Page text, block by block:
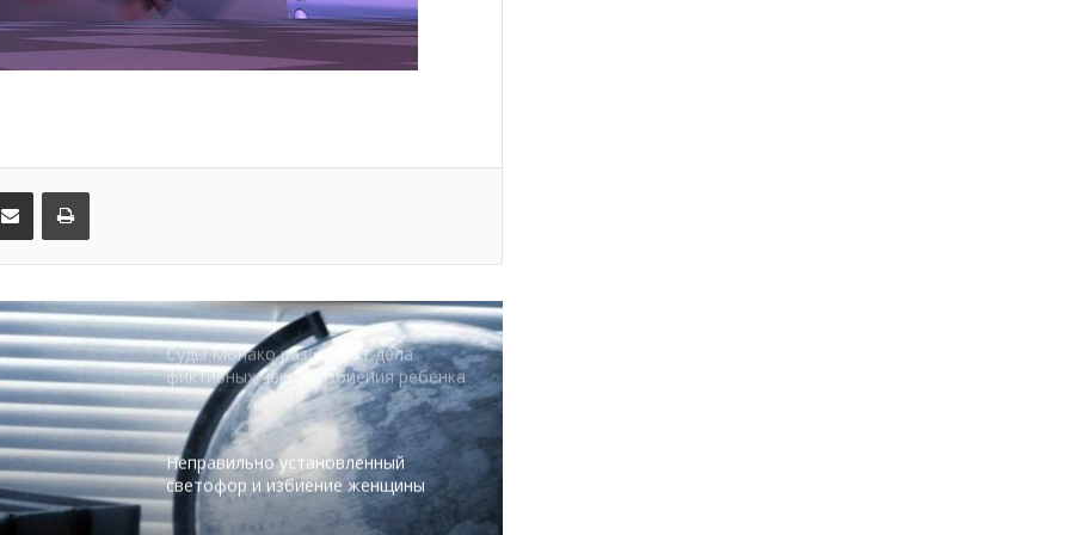
Поделиться по электронной почте Распечатать
Закон и порядок: опасность
алкоголя, наркотиков и подмены
водительских прав
фиктивных чеков, избиения ребёнка
Неправильно установленный
светофор и избиение женщины
рассмотрели в суде Монако
Интимные фото из мести и кража в
условиях полного доверия: суд
Монако выносит приговоры